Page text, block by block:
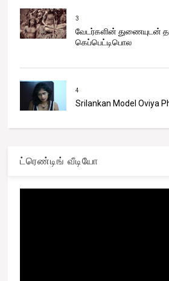
3
வேடர்களின் துணையுடன்
கெப்பெட்டிபொல
4
Srilankan Model Oviya
ட்ரெண்டிங் வீடியோ